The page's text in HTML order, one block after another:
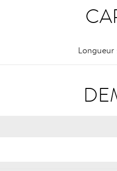
Longueur